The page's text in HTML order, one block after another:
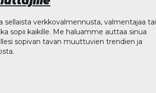
sellaista verkkovalmennusta, valmentajaa tai
sopii kaikille. Me haluamme auttaa sinua
sopivan tavan muuttuvien trendien ja